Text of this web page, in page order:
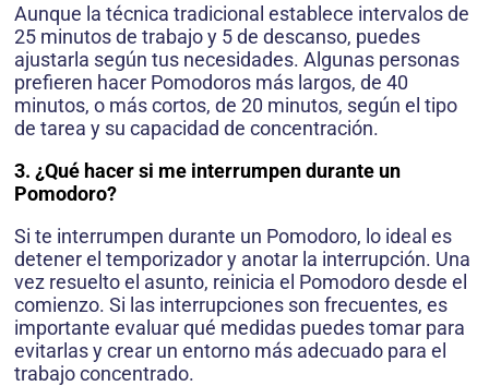
Aunque la técnica tradicional establece intervalos de
25 minutos de trabajo y 5 de descanso, puedes
ajustarla según tus necesidades. Algunas personas
prefieren hacer Pomodoros más largos, de 40
minutos, o más cortos, de 20 minutos, según el tipo
de tarea y su capacidad de concentración.
3. ¿Qué hacer si me interrumpen durante un
Pomodoro?
Si te interrumpen durante un Pomodoro, lo ideal es
detener el temporizador y anotar la interrupción. Una
vez resuelto el asunto, reinicia el Pomodoro desde el
comienzo. Si las interrupciones son frecuentes, es
importante evaluar qué medidas puedes tomar para
evitarlas y crear un entorno más adecuado para el
trabajo concentrado.